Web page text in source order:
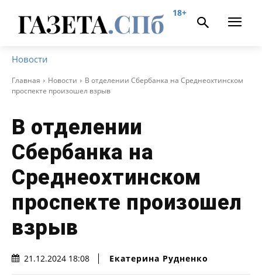
18+
Новости
Главная Новости
В отделении Сбербанка на Среднеохтинском
проспекте произошел взрыв
В отделении
Сбербанка на
Среднеохтинском
проспекте произошел
взрыв
21.12.2024 18:08 Екатерина Рудненко